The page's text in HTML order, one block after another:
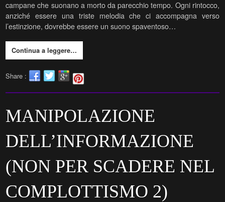
campane che suonano a morto da parecchio tempo. Ogni rintocco,
anziché essere una triste melodia che ci accompagna verso
l’estinzione, dovrebbe essere un suono spaventoso…
Continua a leggere…
Share :
MANIPOLAZIONE
DELL’INFORMAZIONE
(NON PER SCADERE NEL
COMPLOTTISMO 2)